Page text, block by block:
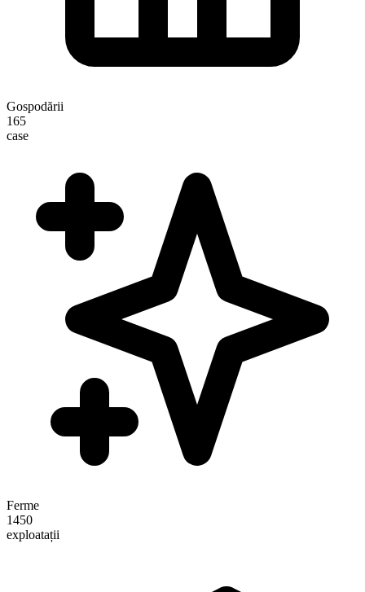
Gospodării
165
case
Ferme
1450
exploatații